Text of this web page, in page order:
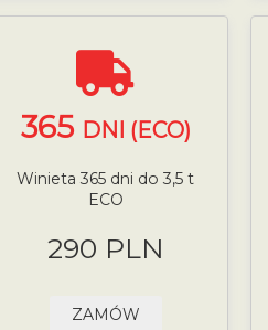
365 DNI (ECO)
Winieta 365 dni do 3,5 t
ECO
290 PLN
ZAMÓW